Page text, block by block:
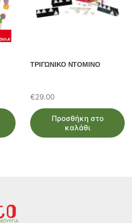
ΤΡΙΓΩΝΙΚΟ ΝΤΟΜΙΝΟ
€29.00
Προσθήκη στο
καλάθι